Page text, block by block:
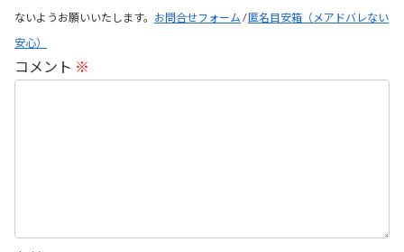
ないようお願いいたします。 お問合せフォーム /匿名目安箱（メアドバレない
安心）
コメント ※